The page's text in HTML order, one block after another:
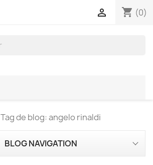
shopping_cart (0)

Tag de blog: angelo rinaldi
BLOG NAVIGATION